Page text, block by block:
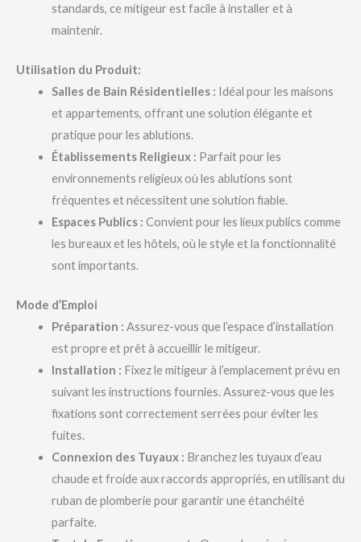
standards, ce mitigeur est facile à installer et à
maintenir.
Utilisation du Produit:
Salles de Bain Résidentielles : Idéal pour les maisons
et appartements, offrant une solution élégante et
pratique pour les ablutions.
Établissements Religieux : Parfait pour les
environnements religieux où les ablutions sont
fréquentes et nécessitent une solution fiable.
Espaces Publics : Convient pour les lieux publics comme
les bureaux et les hôtels, où le style et la fonctionnalité
sont importants.
Mode d’Emploi
Préparation : Assurez-vous que l’espace d’installation
est propre et prêt à accueillir le mitigeur.
Installation : Fixez le mitigeur à l’emplacement prévu en
suivant les instructions fournies. Assurez-vous que les
fixations sont correctement serrées pour éviter les
fuites.
Connexion des Tuyaux : Branchez les tuyaux d’eau
chaude et froide aux raccords appropriés, en utilisant du
ruban de plomberie pour garantir une étanchéité
parfaite.